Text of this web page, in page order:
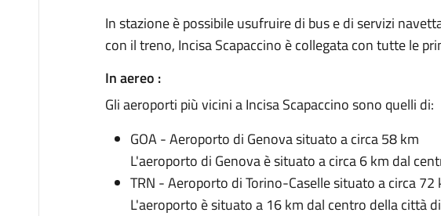
In stazione è possibile usufruire di bus e di servizi
con il treno, Incisa Scapaccino è collegata con tutte le
In aereo :
Gli aeroporti più vicini a Incisa Scapaccino sono quelli di:
GOA - Aeroporto di Genova situato a circa 58 km
L'aeroporto di Genova è situato a circa 6 km dal
TRN - Aeroporto di Torino-Caselle situato a circa 72
L'aeroporto è situato a 16 km dal centro della città di